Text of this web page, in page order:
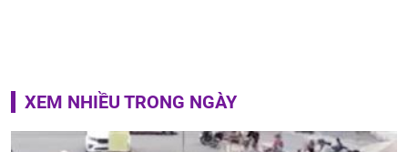
XEM NHIỀU TRONG NGÀY